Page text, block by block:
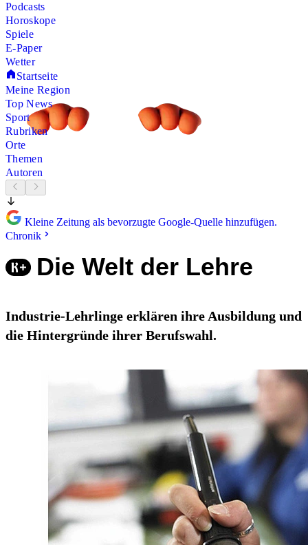
Podcasts
Horoskope
Spiele
E-Paper
Wetter
Startseite
Meine Region
Top News
Sport
Rubriken
Orte
Themen
Autoren
Kleine Zeitung als bevorzugte Google-Quelle hinzufügen.
Chronik
Die Welt der Lehre
Industrie-Lehrlinge erklären ihre Ausbildung und
die Hintergründe ihrer Berufswahl.